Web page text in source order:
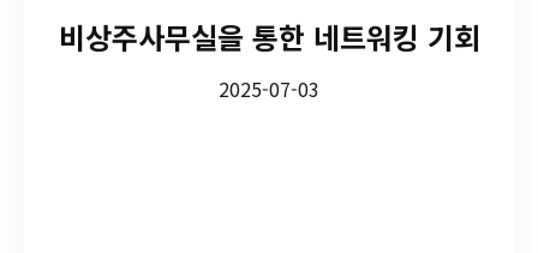
비상주사무실을 통한 네트워킹 기회
2025-07-03